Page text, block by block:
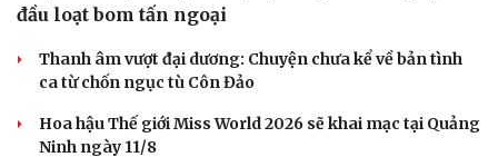
đầu loạt bom tấn ngoại
Thanh âm vượt đại dương: Chuyện chưa kể về bản tình
ca từ chốn ngục tù Côn Đảo
Hoa hậu Thế giới Miss World 2026 sẽ khai mạc tại Quảng
Ninh ngày 11/8